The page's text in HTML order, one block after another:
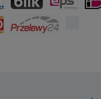
BLIK eps